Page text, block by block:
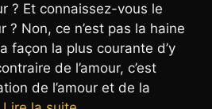
? Et connaissez-vous le
? Non, ce n’est pas la haine
façon la plus courante d’y
de l’amour, c’est
de l’amour et de la